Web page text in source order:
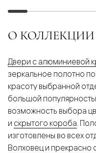
О КОЛЛЕКЦИИ
Двери с алюминиевой
зеркальное полотно
красоту выбранной
большой
возможность выбора
и скрытого короба.
изготовлены во всех
Волховец и прекрасно